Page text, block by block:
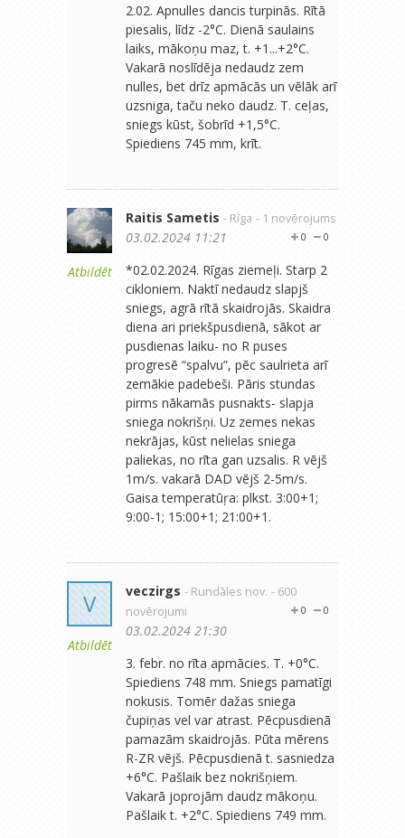
2.02. Apnulles dancis turpinās. Rītā
piesalis, līdz -2°C. Dienā saulains
laiks, mākoņu maz, t. +1...+2°C.
Vakarā noslīdēja nedaudz zem
nulles, bet drīz apmācās un vēlāk arī
uzsniga, taču neko daudz. T. ceļas,
sniegs kūst, šobrīd +1,5°C.
Spiediens 745 mm, krīt.
Atbildēt
Raitis Sametis - Rīga - 1 novērojums
0
0
03.02.2024 11:21
*02.02.2024. Rīgas ziemeļi. Starp 2
cikloniem. Naktī nedaudz slapjš
sniegs, agrā rītā skaidrojās. Skaidra
diena ari priekšpusdienā, sākot ar
pusdienas laiku- no R puses
progresē “spalvu”, pēc saulrieta arī
zemākie padebeši. Pāris stundas
pirms nākamās pusnakts- slapja
sniega nokrišņi. Uz zemes nekas
nekrājas, kūst nelielas sniega
paliekas, no rīta gan uzsalis. R vējš
1m/s. vakarā DAD vējš 2-5m/s.
Gaisa temperatūŗa: plkst. 3:00+1;
9:00-1; 15:00+1; 21:00+1.
V
Atbildēt
veczirgs - Rundāles nov. - 600
novērojumi
0
0
03.02.2024 21:30
3. febr. no rīta apmācies. T. +0°C.
Spiediens 748 mm. Sniegs pamatīgi
nokusis. Tomēr dažas sniega
čupiņas vel var atrast. Pēcpusdienā
pamazām skaidrojās. Pūta mērens
R-ZR vējš. Pēcpusdienā t. sasniedza
+6°C. Pašlaik bez nokrišņiem.
Vakarā joprojām daudz mākoņu.
Pašlaik t. +2°C. Spiediens 749 mm.